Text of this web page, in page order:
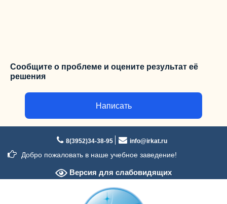
Сообщите о проблеме и оцените результат её
решения
Написать
содержимому
8(3952)34-38-95 info@irkat.ru
Добро пожаловать в наше учебное заведение!
Версия для слабовидящих